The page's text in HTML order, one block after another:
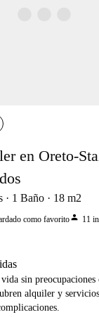
en Oreto-
1 Baño 18 m2
como favoritoperson 11
sin preocupaciones
alquiler y